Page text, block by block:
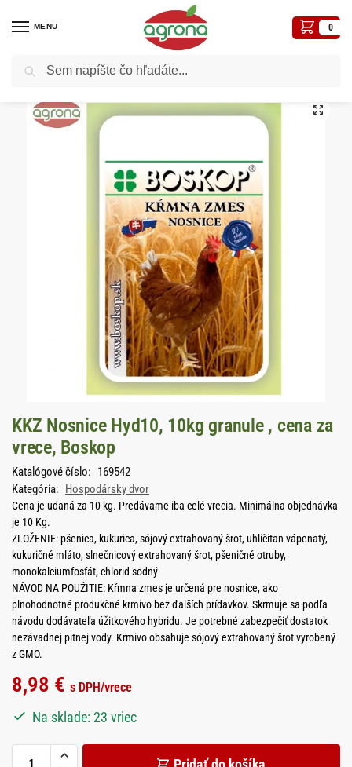
MENU 0
Domov Krmivá pre zvieratá Hospodársky dvor
KKZ Nosnice Hyd10, 10kg granule , cena za
vrece, Boskop
Katalógové číslo: 169542
Kategória: Hospodársky dvor
Cena je udaná za 10 kg. Predávame iba celé vrecia. Minimálna objednávka
je 10 Kg.
ZLOŽENIE: pšenica, kukurica, sójový extrahovaný šrot, uhličitan vápenatý,
kukuričné mláto, slnečnicový extrahovaný šrot, pšeničné otruby,
monokalciumfosfát, chlorid sodný
NÁVOD NA POUŽITIE: Kŕmna zmes je určená pre nosnice, ako
plnohodnotné produkčné krmivo bez ďalších prídavkov. Skrmuje sa podľa
návodu dodávateľa úžitkového hybridu. Je potrebné zabezpečiť dostatok
nezávadnej pitnej vody. Krmivo obsahuje sójový extrahovaný šrot vyrobený
z GMO.
8,98 € s DPH/vrece
Na sklade: 23 vriec